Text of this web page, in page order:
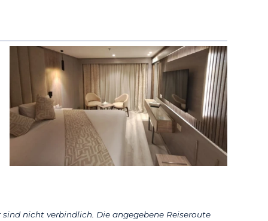
nicht verbindlich. Die angegebene Reiseroute